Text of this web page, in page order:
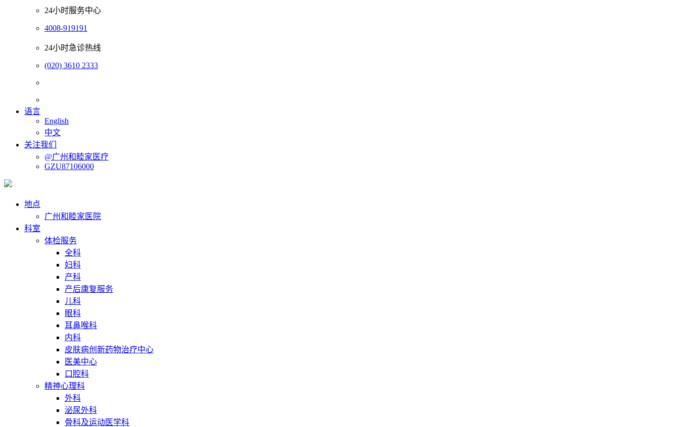
24小时服务中心
4008-919191
24小时急诊热线
(020) 3610 2333
语言
English
中文
关注我们
@广州和睦家医疗
GZU87106000
地点
广州和睦家医院
科室
体检服务
全科
妇科
产科
产后康复服务
儿科
眼科
耳鼻喉科
内科
皮肤病创新药物治疗中心
医美中心
口腔科
精神心理科
外科
泌尿外科
骨科及运动医学科